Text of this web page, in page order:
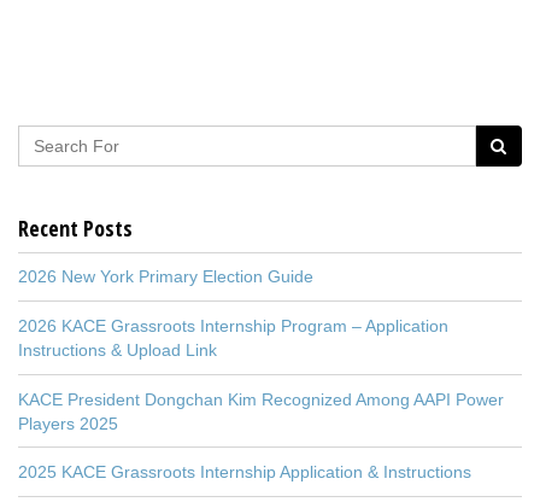
Recent Posts
2026 New York Primary Election Guide
2026 KACE Grassroots Internship Program – Application
Instructions & Upload Link
KACE President Dongchan Kim Recognized Among AAPI Power
Players 2025
2025 KACE Grassroots Internship Application & Instructions